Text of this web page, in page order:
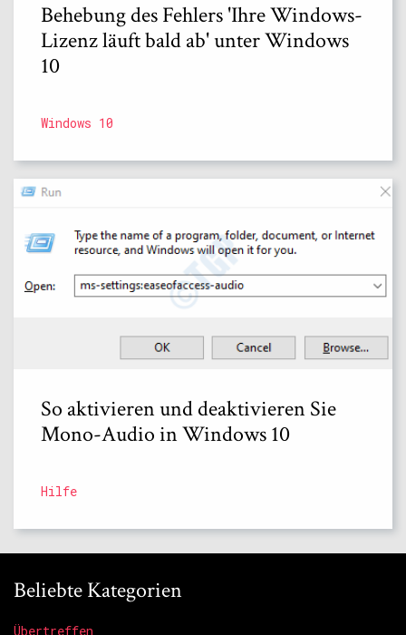
Behebung des Fehlers 'Ihre Windows-
Lizenz läuft bald ab' unter Windows
10
Windows 10
So aktivieren und deaktivieren Sie
Mono-Audio in Windows 10
Hilfe
Beliebte Kategorien
Übertreffen